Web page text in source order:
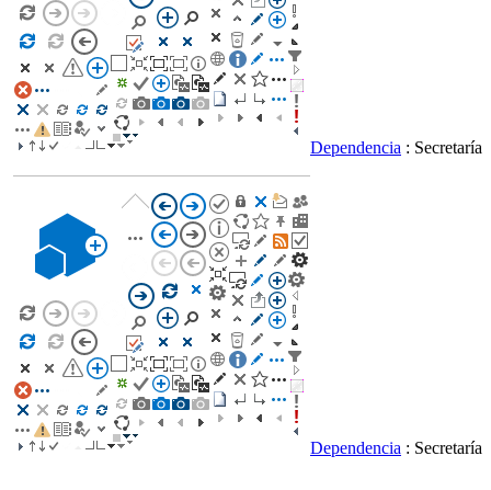
Dependencia : Secretaría
Dependencia :